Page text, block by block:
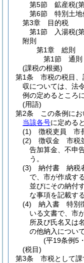
第5節
鉱産税(
第6節
特別土
第3章
目的税
第1節
入湯税(
附則
第1章
総則
第1節
通則
(課税の根拠)
第1条
市税の税目
収については、法
例の定めるところ
(用語)
第2条
この条例にお
当該各号に定める
(1)
徴税吏員 市
(2)
徴収金 市税
告加算金、不申
う。
(3)
納付書 納税
で、市が作成す
並びにその納付
な事項を記載す
(4)
納入書 特別
いる文書で、市
所及び氏名又は
の他納入につい
(平19条例5
(税目)
第3条
市税として課